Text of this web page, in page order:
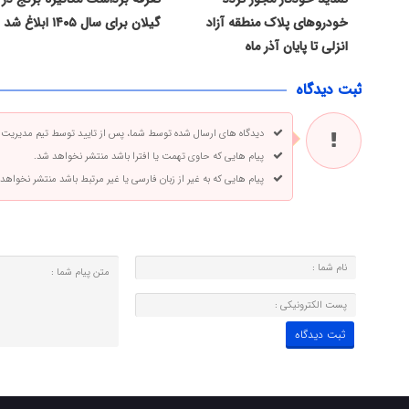
خودروهای پلاک منطقه آزاد
انزلی تا پایان آذر ماه
گیلان برای سال ۱۴۰۵ ابلاغ شد
ثبت دیدگاه
دیدگاه های ارسال شده توسط شما، پس از تایید توسط تیم
پیام هایی که حاوی تهمت یا افترا باشد منتشر نخواهد شد.
پیام هایی که به غیر از زبان فارسی یا غیر مرتبط باشد منتشر